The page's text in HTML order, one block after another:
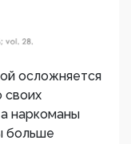
осложняется
своих
наркоманы
больше